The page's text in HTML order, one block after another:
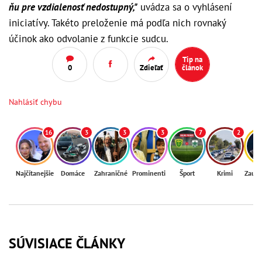
ňu pre vzdialenosť nedostupný," uvádza sa o vyhlásení
iniciatívy. Takéto preloženie má podľa nich rovnaký
účinok ako odvolanie z funkcie sudcu.
0 Zdieľať
Tip na
článok
Nahlásiť chybu
16
Najčítanejšie
3
Domáce
3
Zahraničné
3
Prominenti
7
Šport
2
Krimi
SÚVISIACE ČLÁNKY